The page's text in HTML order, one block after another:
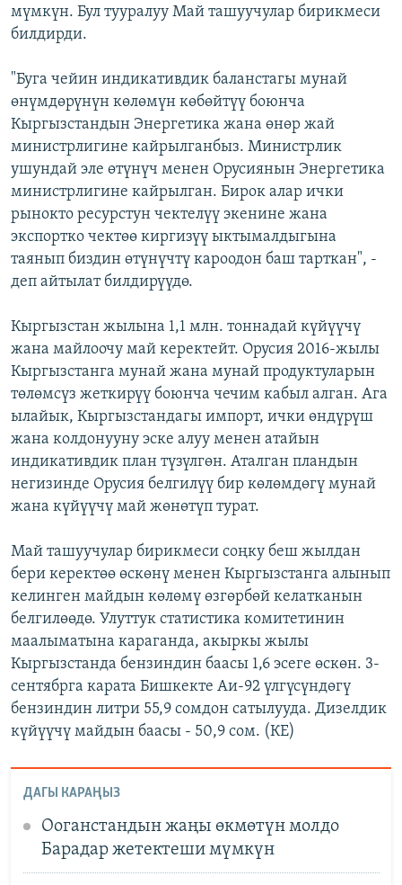
мүмкүн. Бул тууралуу Май ташуучулар бирикмеси
билдирди.
"Буга чейин индикативдик баланстагы мунай
өнүмдөрүнүн көлөмүн көбөйтүү боюнча
Кыргызстандын Энергетика жана өнөр жай
министрлигине кайрылганбыз. Министрлик
ушундай эле өтүнүч менен Орусиянын Энергетика
министрлигине кайрылган. Бирок алар ички
рынокто ресурстун чектелүү экенине жана
экспортко чектөө киргизүү ыктымалдыгына
таянып биздин өтүнүчтү кароодон баш тарткан", -
деп айтылат билдирүүдө.
Кыргызстан жылына 1,1 млн. тоннадай күйүүчү
жана майлоочу май керектейт. Орусия 2016-жылы
Кыргызстанга мунай жана мунай продуктуларын
төлөмсүз жеткирүү боюнча чечим кабыл алган. Ага
ылайык, Кыргызстандагы импорт, ички өндүрүш
жана колдонууну эске алуу менен атайын
индикативдик план түзүлгөн. Аталган пландын
негизинде Орусия белгилүү бир көлөмдөгү мунай
жана күйүүчү май жөнөтүп турат.
Май ташуучулар бирикмеси соңку беш жылдан
бери керектөө өскөнү менен Кыргызстанга алынып
келинген майдын көлөмү өзгөрбөй келатканын
белгилөөдө. Улуттук статистика комитетинин
маалыматына караганда, акыркы жылы
Кыргызстанда бензиндин баасы 1,6 эсеге өскөн. 3-
сентябрга карата Бишкекте Аи-92 үлгүсүндөгү
бензиндин литри 55,9 сомдон сатылууда. Дизелдик
күйүүчү майдын баасы - 50,9 сом. (КЕ)
ДАГЫ КАРАҢЫЗ
Ооганстандын жаңы өкмөтүн молдо
Барадар жетектеши мүмкүн